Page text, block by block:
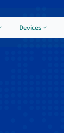
Devices